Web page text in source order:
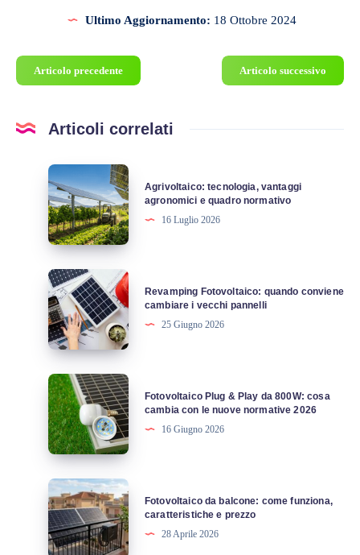
Ultimo Aggiornamento: 18 Ottobre 2024
Articolo precedente Articolo successivo
Articoli correlati
Agrivoltaico:
tecnologia,
vantaggi
agronomici
quadro
normativo
Agrivoltaico: tecnologia, vantaggi
agronomici e quadro normativo
16 Luglio 2026
Revamping
Fotovoltaico:
quando
conviene
cambiare
i
vecchi
pannelli
Revamping Fotovoltaico: quando conviene
cambiare i vecchi pannelli
25 Giugno 2026
Fotovoltaico
Plug
&
Play
800W:
cosa
cambia
con
Fotovoltaico Plug & Play da 800W: cosa
cambia con le nuove normative 2026
16 Giugno 2026
Fotovoltaico
da
balcone:
come
Fotovoltaico da balcone: come funziona,
caratteristiche e prezzo
28 Aprile 2026